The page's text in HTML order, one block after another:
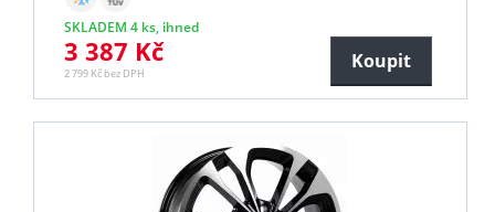
SKLADEM 4 ks, ihned
3 387 Kč
2 799 Kč bez DPH
Koupit